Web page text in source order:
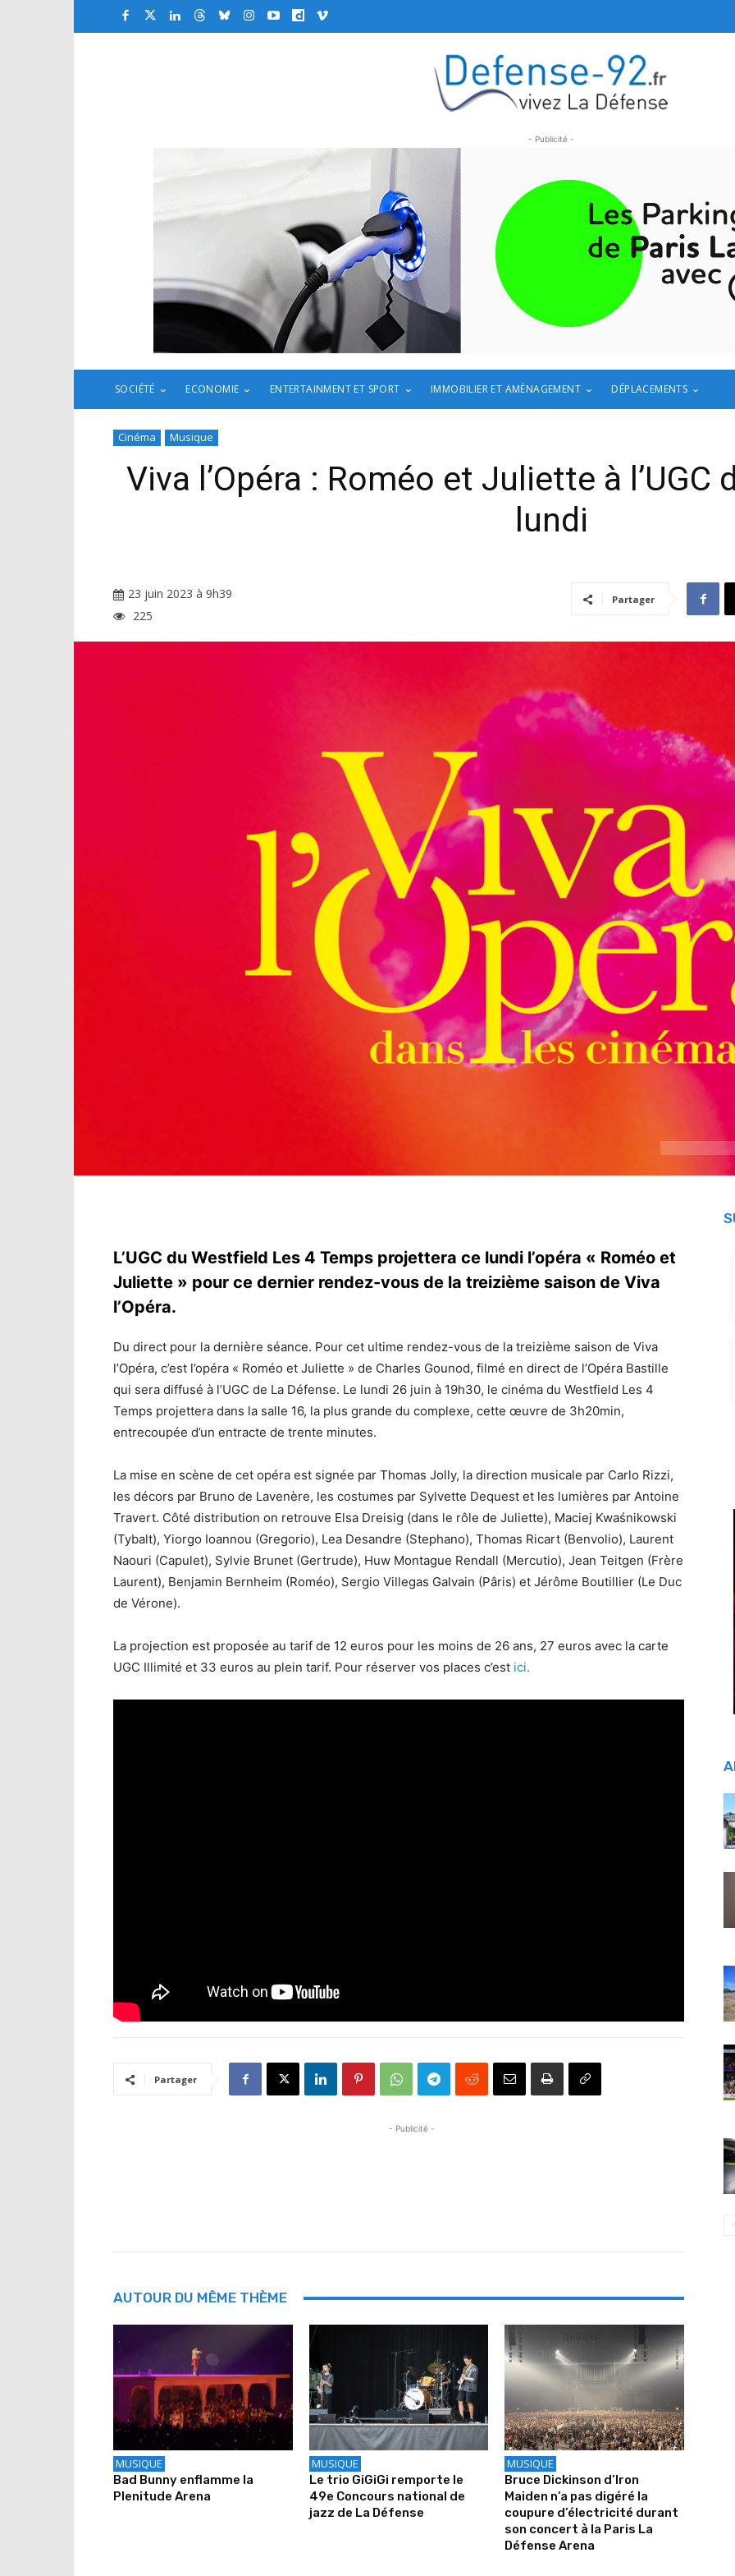
- Publicité -
SOCIÉTÉ ECONOMIE ENTERTAINMENT ET SPORT IMMOBILIER ET AMÉNAGEMENT DÉPLACEMENTS
Cinéma Musique
Viva l’Opéra : Roméo et Juliette à l’UGC
lundi
23 juin 2023 à 9h39
225
Partager
L’UGC du Westfield Les 4 Temps projettera ce lundi l’opéra « Roméo et
Juliette » pour ce dernier rendez-vous de la treizième saison de Viva
l’Opéra.
Du direct pour la dernière séance. Pour cet ultime rendez-vous de la treizième saison de Viva
l’Opéra, c’est l’opéra « Roméo et Juliette » de Charles Gounod, filmé en direct de l’Opéra Bastille
qui sera diffusé à l’UGC de La Défense. Le lundi 26 juin à 19h30, le cinéma du Westfield Les 4
Temps projettera dans la salle 16, la plus grande du complexe, cette œuvre de 3h20min,
entrecoupée d’un entracte de trente minutes.
La mise en scène de cet opéra est signée par Thomas Jolly, la direction musicale par Carlo Rizzi,
les décors par Bruno de Lavenère, les costumes par Sylvette Dequest et les lumières par Antoine
Travert. Côté distribution on retrouve Elsa Dreisig (dans le rôle de Juliette), Maciej Kwaśnikowski
(Tybalt), Yiorgo Ioannou (Gregorio), Lea Desandre (Stephano), Thomas Ricart (Benvolio), Laurent
Naouri (Capulet), Sylvie Brunet (Gertrude), Huw Montague Rendall (Mercutio), Jean Teitgen (Frère
Laurent), Benjamin Bernheim (Roméo), Sergio Villegas Galvain (Pâris) et Jérôme Boutillier (Le Duc
de Vérone).
La projection est proposée au tarif de 12 euros pour les moins de 26 ans, 27 euros avec la carte
UGC Illimité et 33 euros au plein tarif. Pour réserver vos places c’est ici.
Partager
- Publicité -
AUTOUR DU MÊME THÈME
MUSIQUE
Bad Bunny enflamme la
Plenitude Arena
MUSIQUE
Le trio GiGiGi remporte le
49e Concours national de
jazz de La Défense
MUSIQUE
Bruce Dickinson d’Iron
Maiden n’a pas digéré la
coupure d’électricité durant
son concert à la Paris La
Défense Arena